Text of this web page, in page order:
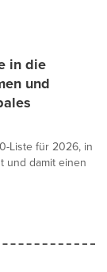
in die
und
Liste für 2026, in
und damit einen